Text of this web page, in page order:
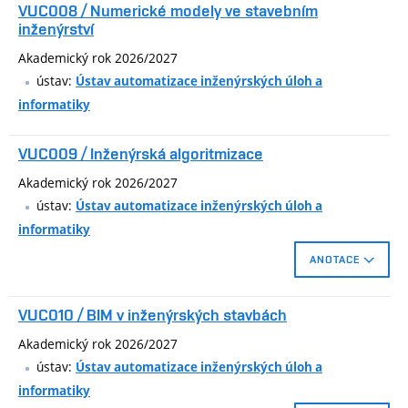
aspekty 3D tisku, generativního a parametrického designu, a
3D měření, které tvoří jeden z pilířů technologiií pro stavebnictví
4.0. Studenti se postupně seznámí s úskalími internetových
zdrojů modelů, zpracováním mračen bodů z 3D skenerů až po
vlastní algoritmizaci instrukcí pro 3D tiskárny (G-code), která
tvorbě modelů, funkčních prototypů či negativních forem.
VUC008 / Numerické modely ve stavebním
inženýrství
Akademický rok 2026/2027
ústav: Ústav automatizace inženýrských úloh a
informatiky
VUC009 / Inženýrská algoritmizace
Akademický rok 2026/2027
ústav: Ústav automatizace inženýrských úloh a
informatiky
ANOTACE
využitím běžně dostupných integrovaných programovacích
nástrojů.
Aplikace elementárních numerických metod při simulaci a
vizualizaci jednoduchých soustav z oblasti mechaniky,
VUC010 / BIM v inženýrských stavbách
Akademický rok 2026/2027
ústav: Ústav automatizace inženýrských úloh a
informatiky